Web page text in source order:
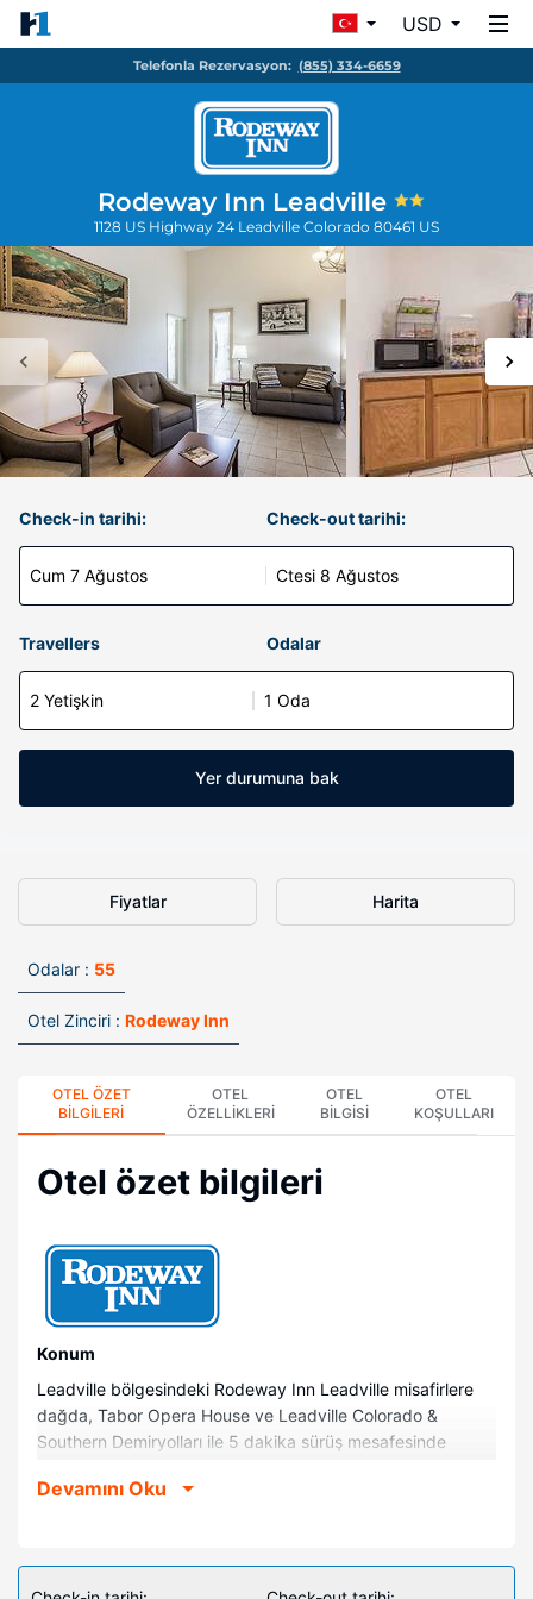
USD
Telefonla Rezervasyon: (855) 334-6659
Rodeway Inn Leadville
1128 US Highway 24 Leadville Colorado 80461 US
Check-in tarihi:
Cum 7 Ağustos
Check-out tarihi:
Ctesi 8 Ağustos
Travellers Odalar
2 Yetişkin 1 Oda
Yer durumuna bak
Fiyatlar Harita
Odalar : 55
Otel Zinciri : Rodeway Inn
OTEL ÖZET
BILGILERI
OTEL
ÖZELLIKLERI
OTEL
BILGISI
OTEL
KOŞULLARI
Otel özet bilgileri
Konum
Leadville bölgesindeki Rodeway Inn Leadville misafirlere
dağda, Tabor Opera House ve Leadville Colorado &
Southern Demiryolları ile 5 dakika sürüş mesafesinde
Müzesi ile 3 km (1,9 mil) ve Arkansas River ile 5,1 km (3,1
Misafirler için 55 klimalı odada düz ekran televizyon
Devamını Oku